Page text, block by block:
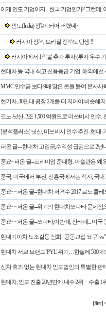
이게 인도 기업이지... 한국 기업인가? 그런데,
인도(India) 정\\이 되어 버렸네~
러시아 정^^, 브라질 정^^도 탄생 !!
러시아에서 1억불 추가 투자 (투자 우수
현대차 등 국내 최고 신용등급 기업, 해외에선
MMC 인수금 보다 9배 많은 돈을 들여 본사사
현기차, 30만대 공장 2개를 더 지어야 비슷해지
르노-닛산, 2조 1,500 억원으로 미쓰비시 인수
[분석플러스] 닛산, 미쓰비시 인수 추진..현대·
퍼온 글---현대차 고임금,수익성 급감으로 2년
중요~퍼온 글--프리미엄 준대형, 아슬란은 왜
중국, 미국에서 부진, 신흥국에서는 적자, 국
중요~~퍼온 글--현대차 저격수 2017 르노 콜
중요~~퍼온 글--위기의 현대차쏘나타 문제점
중요~~퍼온 글--쏘나타,아반떼, 산타폐... 미국
현대기아차 노조갈등 점화 "공동교섭 요구
현대차 서브 브랜드 'PYL' 위기…한달에 500
신차 효과 없는 현대차 인도법인의 특별한 판
현대차, 인도 진출 20년만에 내수 2위ㆍ수출 1
[first]<